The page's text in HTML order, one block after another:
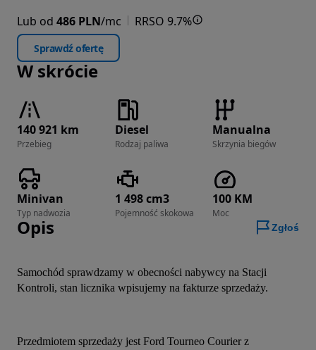
Lub od 486 PLN/mc RRSO 9.7%
Sprawdź ofertę
W skrócie
140 921 km
Przebieg
Diesel
Rodzaj paliwa
Manualna
Skrzynia biegów
Minivan
Typ nadwozia
1 498 cm3
Pojemność skokowa
100 KM
Moc
Opis Zgłoś
Samochód sprawdzamy w obecności nabywcy na Stacji
Kontroli, stan licznika wpisujemy na fakturze sprzedaży.
Przedmiotem sprzedaży jest Ford Tourneo Courier z